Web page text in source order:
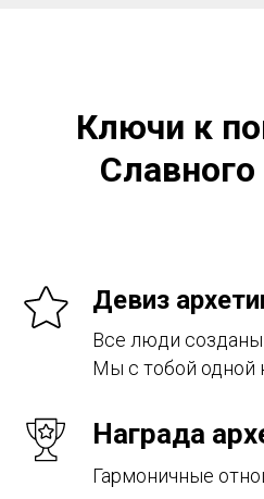
Ключи к
Девиз
Все люди
Мы с тобой одной
Награда
Гармоничные